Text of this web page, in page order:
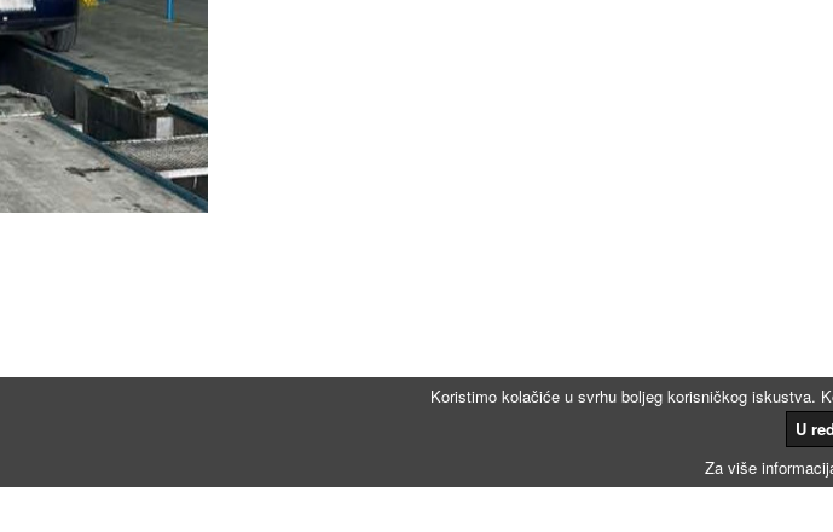
Koristimo kolačiće u svrhu boljeg korisničkog iskustva.
U
Za više
Kalkulatori